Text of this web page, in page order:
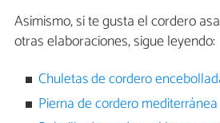
Asimismo, si te gusta el cordero
otras elaboraciones, sigue leyendo:
Chuletas de cordero
Pierna de cordero mediterránea